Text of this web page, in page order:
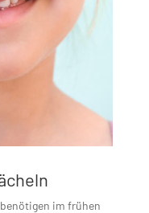
im frühen